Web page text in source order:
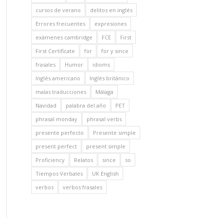
cursos de verano
delitos en inglés
Errores frecuentes
expresiones
exámenes cambridge
FCE
First
First Certificate
for
for y since
frasales
Humor
idioms
Inglés americano
Inglés británico
malas traducciones
Málaga
Navidad
palabra del año
PET
phrasal monday
phrasal verbs
presente perfecto
Presente simple
present perfect
present simple
Proficiency
Relatos since
so
Tiempos Verbales
UK English
verbos
verbos frasales